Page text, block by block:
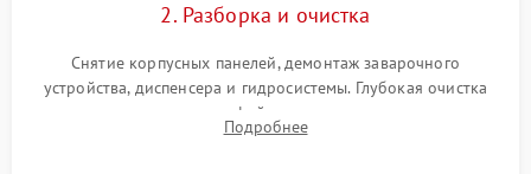
2. Разборка и очистка
Снятие корпусных панелей, демонтаж заварочного
устройства, диспенсера и гидросистемы. Глубокая очистка
внутренних узлов от кофейных масел, жмыха и накипи.
Промывка дренажных каналов и фильтров с использованием
Подробнее